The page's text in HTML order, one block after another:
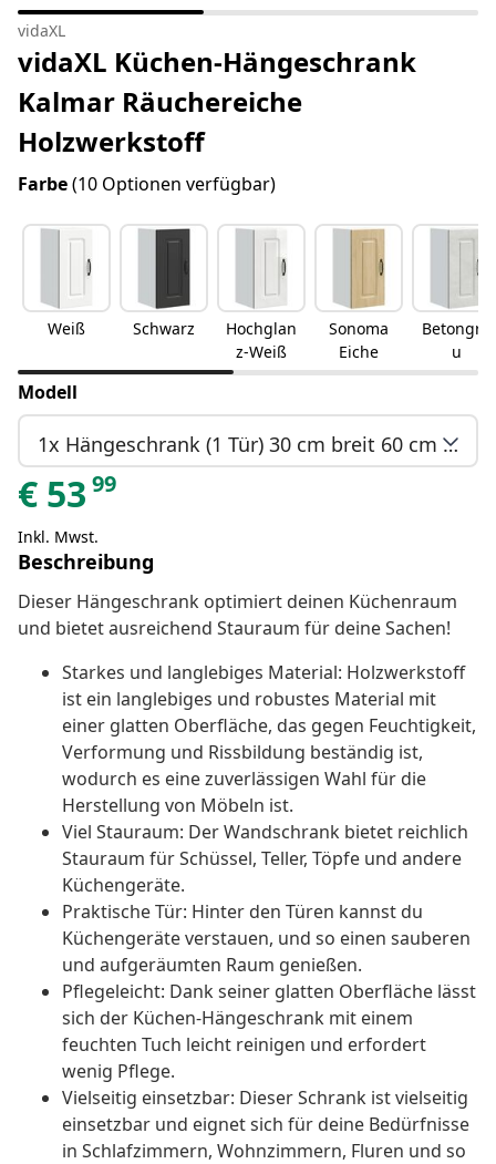
vidaXL
vidaXL Küchen-Hängeschrank
Kalmar Räuchereiche
Holzwerkstoff
Farbe(10 Optionen verfügbar)
Weiß Schwarz
Hochglan
z-Weiß
Sonoma
Eiche
Betongra
u
Modell
1x Hängeschrank (1 Tür) 30 cm breit 60 cm hoch
€ 53 99
Inkl. Mwst.
Beschreibung
Dieser Hängeschrank optimiert deinen Küchenraum
und bietet ausreichend Stauraum für deine Sachen!
Starkes und langlebiges Material: Holzwerkstoff
ist ein langlebiges und robustes Material mit
einer glatten Oberfläche, das gegen Feuchtigkeit,
Verformung und Rissbildung beständig ist,
wodurch es eine zuverlässigen Wahl für die
Herstellung von Möbeln ist.
Viel Stauraum: Der Wandschrank bietet reichlich
Stauraum für Schüssel, Teller, Töpfe und andere
Küchengeräte.
Praktische Tür: Hinter den Türen kannst du
Küchengeräte verstauen, und so einen sauberen
und aufgeräumten Raum genießen.
Pflegeleicht: Dank seiner glatten Oberfläche lässt
sich der Küchen-Hängeschrank mit einem
feuchten Tuch leicht reinigen und erfordert
wenig Pflege.
Vielseitig einsetzbar: Dieser Schrank ist vielseitig
einsetzbar und eignet sich für deine Bedürfnisse
in Schlafzimmern, Wohnzimmern, Fluren und so